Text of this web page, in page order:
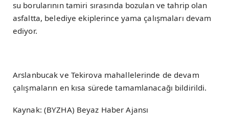
su borularının tamiri sırasında bozulan ve tahrip olan
asfaltta, belediye ekiplerince yama çalışmaları devam
ediyor.
Arslanbucak ve Tekirova mahallelerinde de devam
çalışmaların en kısa sürede tamamlanacağı bildirildi.
Kaynak: (BYZHA) Beyaz Haber Ajansı